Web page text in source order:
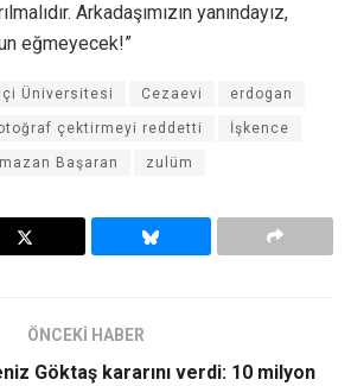
Arkadaşımızın yanındayız,
eğmeyecek!”
Üniversitesi Cezaevi erdogan
çektirmeyi reddetti İşkence
Başaran zulüm
ÖNCEKİ HABER
Göktaş kararını verdi: 10 milyon